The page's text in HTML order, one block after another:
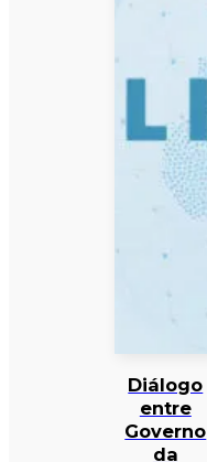
Diálogo
entre
Governo
da